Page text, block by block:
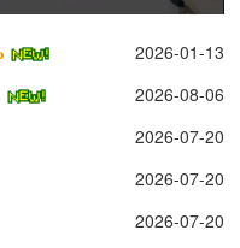
2026-01-13
2026-08-06
2026-07-20
2026-07-20
2026-07-20